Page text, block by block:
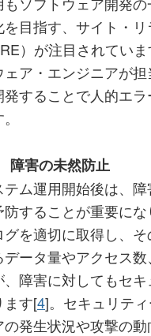
を目指す、サイト・
）が注目されてい
ェア・エンジニアが
発することで人的エ
害の未然防止
テム運用開始後は、
防することが重要に
グを適切に取得し、
データ量やアクセス
、障害に対してもセ
ます[4]。セキュリテ
の発生状況や攻撃の